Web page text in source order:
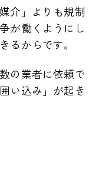
介」よりも規制
が働くようにし
るからです。
の業者に依頼で
い込み」が起き